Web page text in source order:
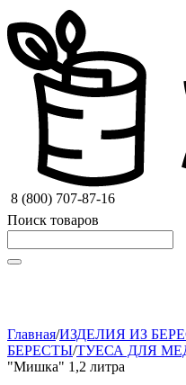
8 (800) 707-87-16
Поиск товаров
Главная/ИЗДЕЛИЯ ИЗ
БЕРЕСТЫ/ТУЕСА ДЛЯ
"Мишка" 1,2 литра